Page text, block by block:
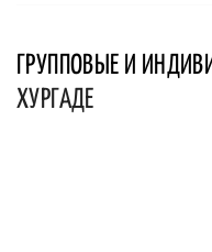
ГРУППОВЫЕ И
ХУРГАДЕ